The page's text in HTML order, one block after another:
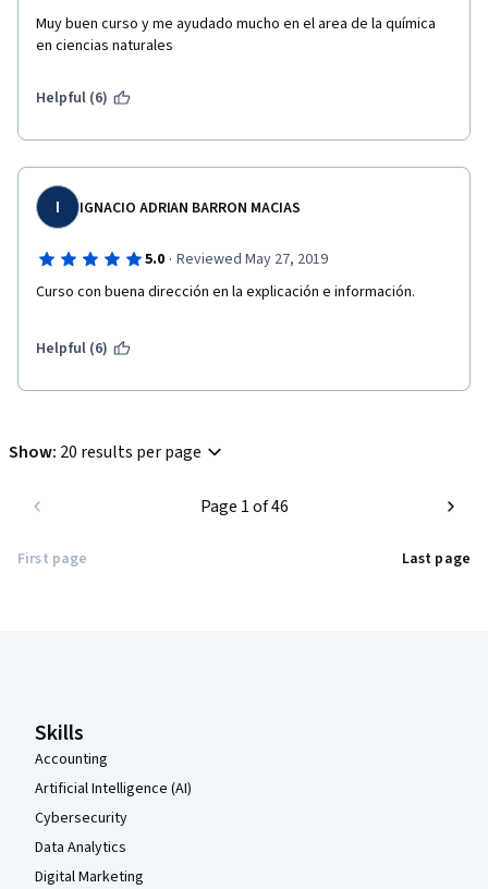
Muy buen curso y me ayudado mucho en el area de la química
en ciencias naturales
Helpful (6)
I IGNACIO ADRIAN BARRON MACIAS
5.0 · Reviewed May 27, 2019
Curso con buena dirección en la explicación e información.
Helpful (6)
Show: 20 results per page
First page
Page 1 of 46
Last page
Skills
Accounting
Artificial Intelligence (AI)
Cybersecurity
Data Analytics
Digital Marketing